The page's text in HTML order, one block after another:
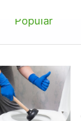
Popular